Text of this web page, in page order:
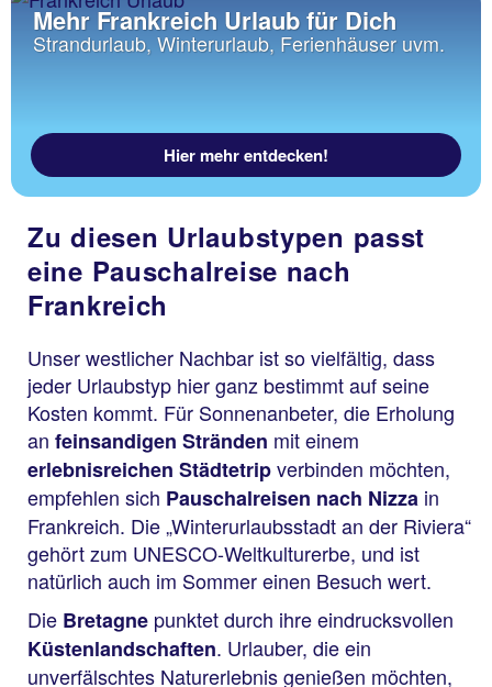
Mehr Frankreich Urlaub für Dich
Strandurlaub, Winterurlaub, Ferienhäuser uvm.
Hier mehr entdecken!
Zu diesen Urlaubstypen passt
eine Pauschalreise nach
Frankreich
Unser westlicher Nachbar ist so vielfältig, dass
jeder Urlaubstyp hier ganz bestimmt auf seine
Kosten kommt. Für Sonnenanbeter, die Erholung
an feinsandigen Stränden mit einem
erlebnisreichen Städtetripverbinden möchten,
empfehlen sich Pauschalreisen nach Nizza in
Frankreich. Die „Winterurlaubsstadt an der Riviera“
gehört zum UNESCO-Weltkulturerbe, und ist
natürlich auch im Sommer einen Besuch wert.
Die Bretagne punktet durch ihre eindrucksvollen
Küstenlandschaften. Urlauber, die ein
unverfälschtes Naturerlebnis genießen möchten,